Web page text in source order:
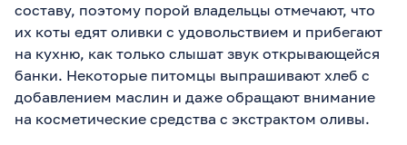
составу, поэтому порой владельцы отмечают, что
их коты едят оливки с удовольствием и прибегают
на кухню, как только слышат звук открывающейся
банки. Некоторые питомцы выпрашивают хлеб с
добавлением маслин и даже обращают внимание
на косметические средства с экстрактом оливы.